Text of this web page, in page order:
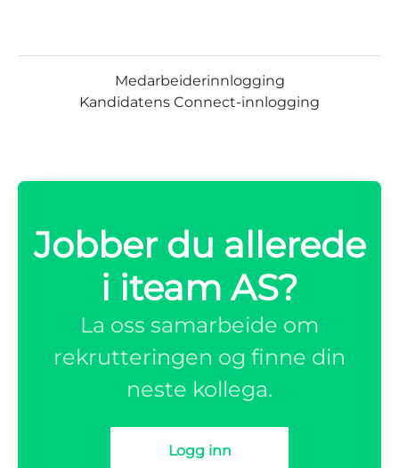
Medarbeiderinnlogging
Kandidatens Connect-innlogging
Jobber du allerede
i iteam AS?
La oss samarbeide om
rekrutteringen og finne din
neste kollega.
Logg inn